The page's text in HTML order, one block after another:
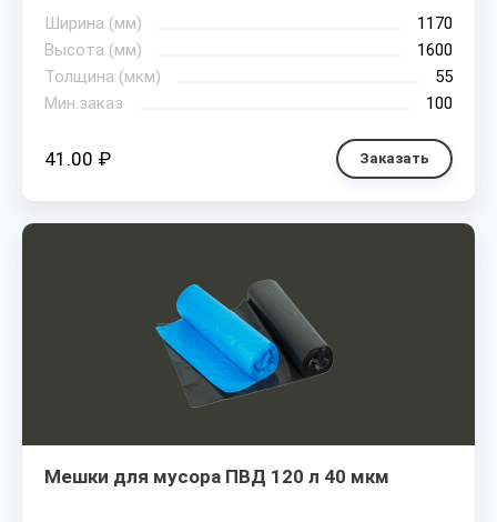
Ширина (мм)
1170
Высота (мм)
1600
Толщина (мкм)
55
Мин.заказ
100
41.00 ₽ Заказать
Мешки для мусора ПВД 120 л 40 мкм